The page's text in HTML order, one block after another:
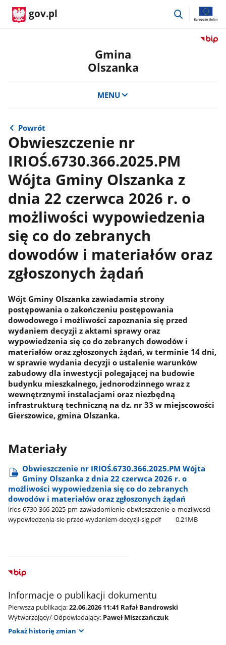
gov.pl
przejdź
Przejdź
Gmina
Olszanka
MENU
Powrót
Obwieszczenie nr
IRIOŚ.6730.366.2025.PM
Wójta Gminy Olszanka z
dnia 22 czerwca 2026 r. o
możliwości wypowiedzenia
się co do zebranych
dowodów i materiałów oraz
zgłoszonych żądań
Wójt Gminy Olszanka zawiadamia strony
postępowania o zakończeniu postępowania
dowodowego i możliwości zapoznania się przed
wydaniem decyzji z aktami sprawy oraz
wypowiedzenia się co do zebranych dowodów i
materiałów oraz zgłoszonych żądań, w terminie 14 dni,
w sprawie wydania decyzji o ustalenie warunków
zabudowy dla inwestycji polegającej na budowie
budynku mieszkalnego, jednorodzinnego wraz z
wewnętrznymi instalacjami oraz niezbędną
infrastrukturą techniczną na dz. nr 33 w miejscowości
Gierszowice, gmina Olszanka.
Materiały
Obwieszczenie nr IRIOŚ.6730.366.2025.PM Wójta
Gminy Olszanka z dnia 22 czerwca 2026 r. o
możliwości wypowiedzenia się co do zebranych
dowodów i materiałów oraz zgłoszonych żądań
irios-6730-366-2025-pm-zawiadomienie-obwieszczenie-o-mozliwosci-
wypowiedzenia-sie-przed-wydaniem-decyzji-sig.pdf
0.21MB
Informacje o publikacji dokumentu
Pierwsza publikacja:22.06.2026 11:41 Rafał Bandrowski
Wytwarzający/ Odpowiadający: Paweł Miszczańczuk
Pokaż historię zmian